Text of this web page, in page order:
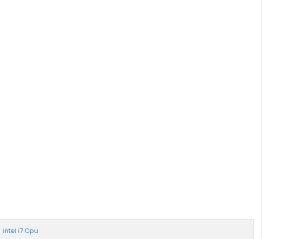
intel i7 Cpu